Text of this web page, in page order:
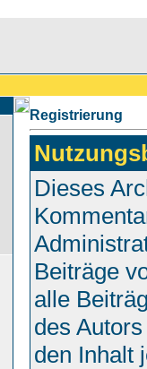
Registrierung
Dieses
Beiträge
alle
des
den Inhalt